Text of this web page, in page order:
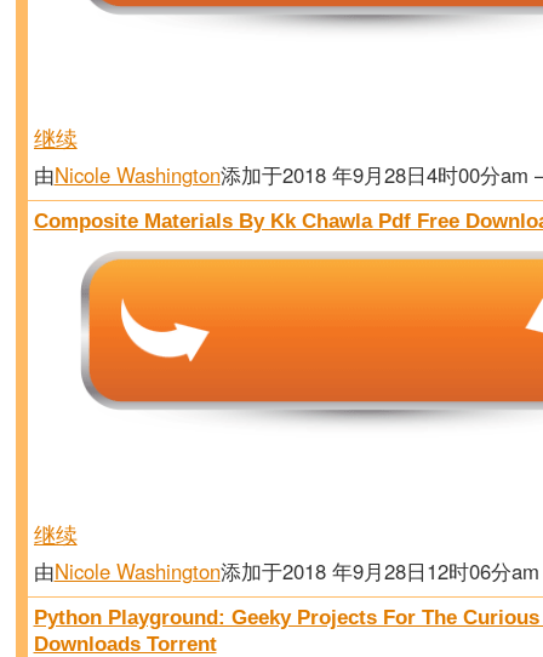
继续
由Nicole Washington添加于2018 年9月28日4时00分
Composite Materials By Kk Chawla Pdf Free
继续
由Nicole Washington添加于2018 年9月28日12时06分
Python Playground: Geeky Projects For The
Downloads Torrent